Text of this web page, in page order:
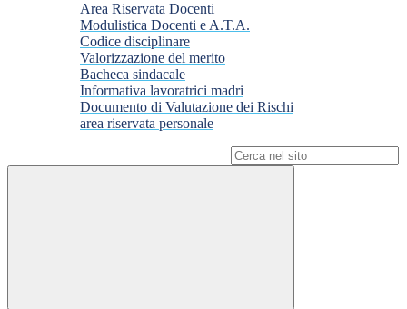
Area Riservata Docenti
Modulistica Docenti e A.T.A.
Codice disciplinare
Valorizzazione del merito
Bacheca sindacale
Informativa lavoratrici madri
Documento di Valutazione dei Rischi
area riservata personale